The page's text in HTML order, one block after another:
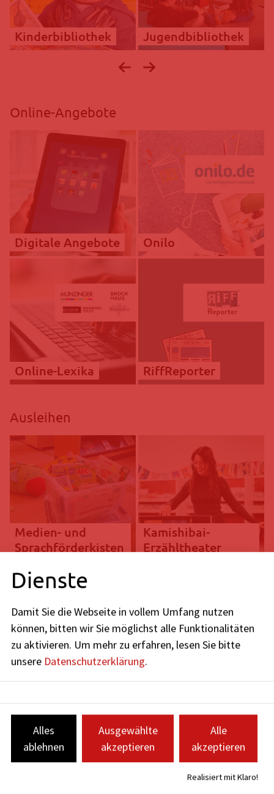
Kinderbibliothek Jugendbibliothek
Online-Angebote
Digitale Angebote Onilo
Online-Lexika RiffReporter
Ausleihen
Medien- und
Sprachförderkisten
Kamishibai-
Erzähltheater
Institutionenausweis
Lesepatenschaft & Co
Dienste
Damit Sie die Webseite in vollem Umfang nutzen
können, bitten wir Sie möglichst alle Funktionalitäten
zu aktivieren. Um mehr zu erfahren, lesen Sie bitte
unsere Datenschutzerklärung.
Alles
ablehnen
Ausgewählte
akzeptieren
Alle
akzeptieren
Realisiert mit Klaro!